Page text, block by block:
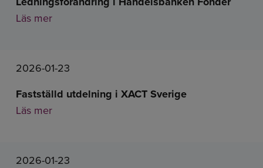
Läs mer
Fastställd utdelning i XACT Sverige
Läs mer
2026-01-23
2026-01-23